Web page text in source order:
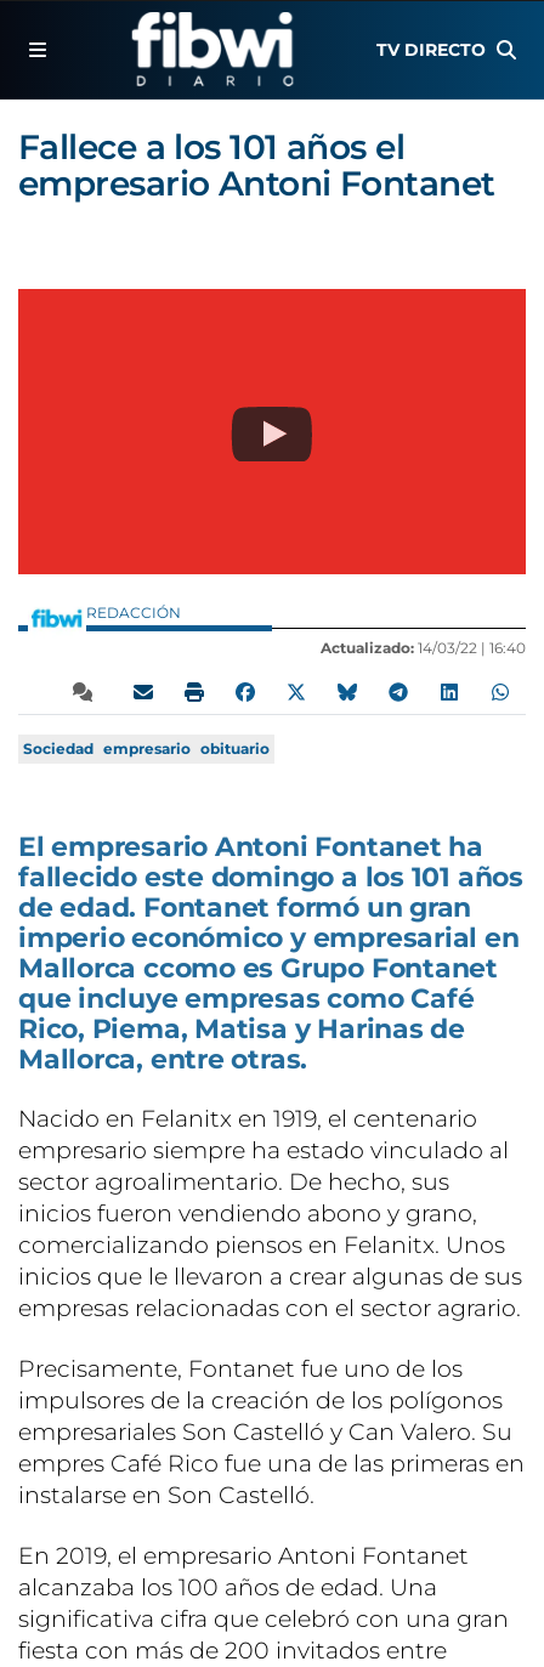
TV DIRECTO
Fallece a los 101 años el
empresario Antoni Fontanet
REDACCIÓN
Actualizado: 14/03/22 | 16:40
Sociedad empresario obituario
El empresario Antoni Fontanet ha
fallecido este domingo a los 101 años
de edad. Fontanet formó un gran
imperio económico y empresarial en
Mallorca ccomo es Grupo Fontanet
que incluye empresas como Café
Rico, Piema, Matisa y Harinas de
Mallorca, entre otras.
Nacido en Felanitx en 1919, el centenario
empresario siempre ha estado vinculado al
sector agroalimentario. De hecho, sus
inicios fueron vendiendo abono y grano,
comercializando piensos en Felanitx. Unos
inicios que le llevaron a crear algunas de sus
empresas relacionadas con el sector agrario.
Precisamente, Fontanet fue uno de los
impulsores de la creación de los polígonos
empresariales Son Castelló y Can Valero. Su
empres Café Rico fue una de las primeras en
instalarse en Son Castelló.
En 2019, el empresario Antoni Fontanet
alcanzaba los 100 años de edad. Una
significativa cifra que celebró con una gran
fiesta con más de 200 invitados entre